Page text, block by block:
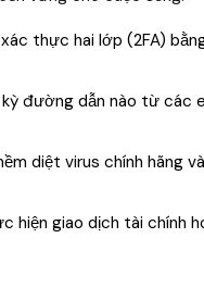
thực hai lớp (2FA)
đường dẫn nào từ các
diệt virus chính hãng
hiện giao dịch tài chính